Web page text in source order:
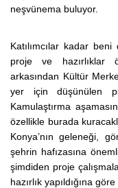
neşvünema buluyor.
Katılımcılar kadar
proje ve hazırlıklar
arkasından Kültür
yer için düşünülen
Kamulaştırma
özellikle burada
Konya’nın geleneği,
şehrin hafızasına
şimdiden proje
hazırlık yapıldığına